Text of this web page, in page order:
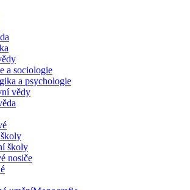
a sociologie
a psychologie
vědy
školy
nosiče